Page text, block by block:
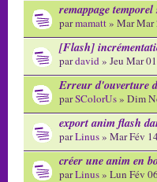
remappage
parmamatt» Mar Mar
[Flash]
pardavid» Jeu Mar
Erreur d'ouverture
parSColorUs» Dim
export anim flash
parLinus» Mar Fév
créer une anim en
parLinus» Lun Fév